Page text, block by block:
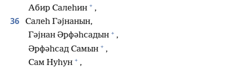
Абир Салеһин + ,
36
Салеһ Гәјнанын,
Гәјнан Әрфәһсадын + ,
Әрфәһсад Самын + ,
Сам Нуһун + ,